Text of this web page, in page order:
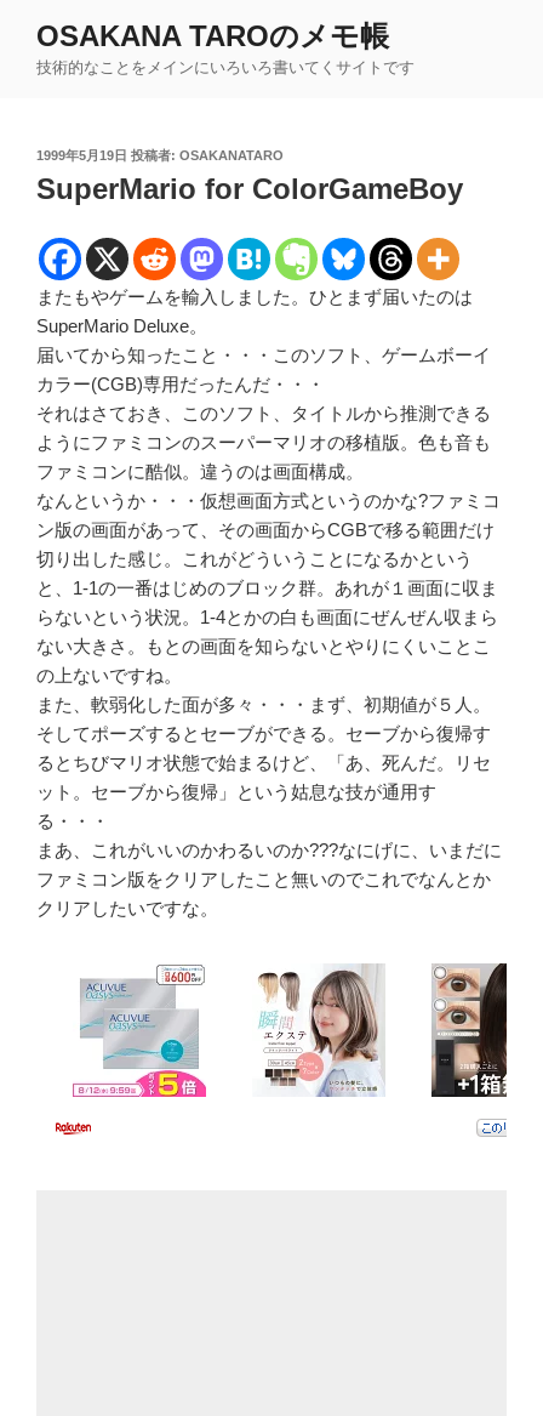
OSAKANA TAROのメモ帳
技術的なことをメインにいろいろ書いてくサイトです
投
稿
日:
1999年5月19日 投稿者: OSAKANATARO
SuperMario for ColorGameBoy
またもやゲームを輸入しました。ひとまず届いたのは
SuperMario Deluxe。
届いてから知ったこと・・・このソフト、ゲームボーイ
カラー(CGB)専用だったんだ・・・
それはさておき、このソフト、タイトルから推測できる
ようにファミコンのスーパーマリオの移植版。色も音も
ファミコンに酷似。違うのは画面構成。
なんというか・・・仮想画面方式というのかな?ファミコ
ン版の画面があって、その画面からCGBで移る範囲だけ
切り出した感じ。これがどういうことになるかという
と、1-1の一番はじめのブロック群。あれが１画面に収ま
らないという状況。1-4とかの白も画面にぜんぜん収まら
ない大きさ。もとの画面を知らないとやりにくいことこ
の上ないですね。
また、軟弱化した面が多々・・・まず、初期値が５人。
そしてポーズするとセーブができる。セーブから復帰す
るとちびマリオ状態で始まるけど、「あ、死んだ。リセ
ット。セーブから復帰」という姑息な技が通用す
る・・・
まあ、これがいいのかわるいのか???なにげに、いまだに
ファミコン版をクリアしたこと無いのでこれでなんとか
クリアしたいですな。